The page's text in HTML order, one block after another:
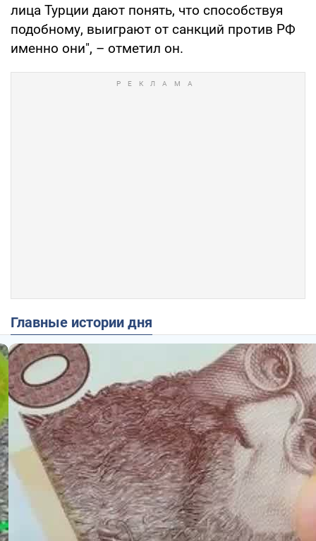
лица Турции дают понять, что способствуя
подобному, выиграют от санкций против РФ
именно они", – отметил он.
Главные истории дня